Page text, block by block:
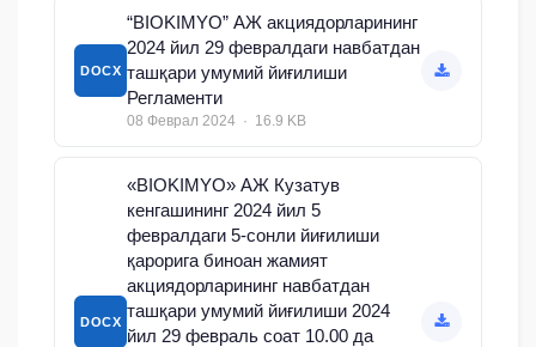
DOCX
“BIOKIMYO” АЖ акциядорларининг
2024 йил 29 февралдаги навбатдан
ташқари умумий йиғилиши
Регламенти
08 Феврал 2024 · 16.9 KB
DOCX
«BIOKIMYO» АЖ Кузатув
кенгашининг 2024 йил 5
февралдаги 5-сонли йиғилиши
қарорига биноан жамият
акциядорларининг навбатдан
ташқари умумий йиғилиши 2024
йил 29 февраль соат 10.00 да